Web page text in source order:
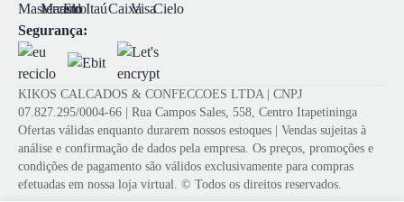
Segurança:
KIKOS CALCADOS & CONFECCOES LTDA | CNPJ
07.827.295/0004-66 | Rua Campos Sales, 558, Centro Itapetininga
Ofertas válidas enquanto durarem nossos estoques | Vendas sujeitas à
análise e confirmação de dados pela empresa. Os preços, promoções e
condições de pagamento são válidos exclusivamente para compras
efetuadas em nossa loja virtual. © Todos os direitos reservados.